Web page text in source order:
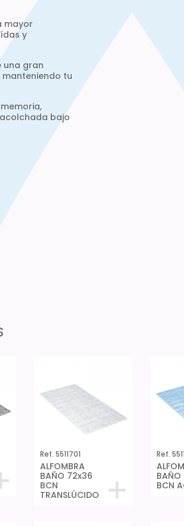
mayor
y
una gran
tu
memoria,
bajo
Ref. 5511701
ALFOMBRA
BAÑO 72x36
BCN
TRANSLÚCIDO
Ref.
BCN